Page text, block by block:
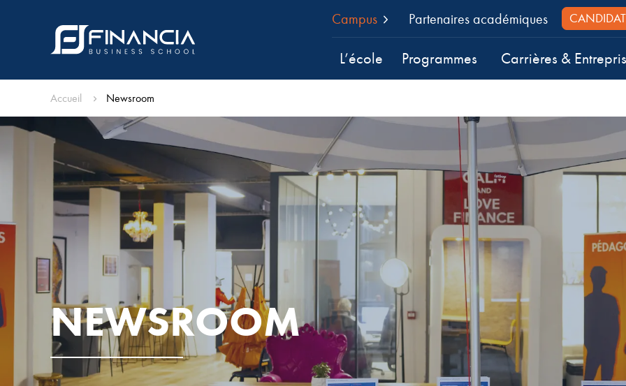
Campus Partenaires académiques
L’école Programmes Carrières &
Accueil Newsroom
NEWSROOM